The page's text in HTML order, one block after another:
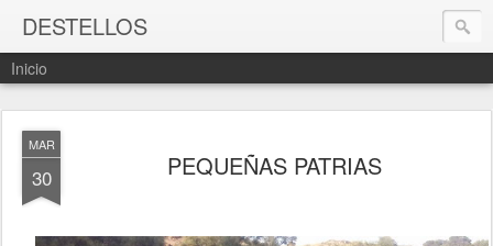
DESTELLOS
Inicio
MAR
30 PEQUEÑAS PATRIAS